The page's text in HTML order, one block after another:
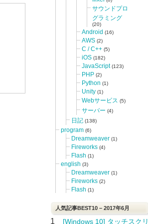
サウンドプロ
グラミング
(20)
Android (16)
AWS (2)
C / C++ (5)
iOS (182)
JavaScript(123)
PHP (2)
Python (1)
Unity (1)
Webサービス (5)
サーバー (4)
日記 (138)
program (6)
Dreamweaver (1)
Fireworks (4)
Flash (1)
english (3)
Dreamweaver (1)
Fireworks (2)
Flash (1)
人気記事BEST10 – 2017年6月
1 [Windows 10] タッチスクリ